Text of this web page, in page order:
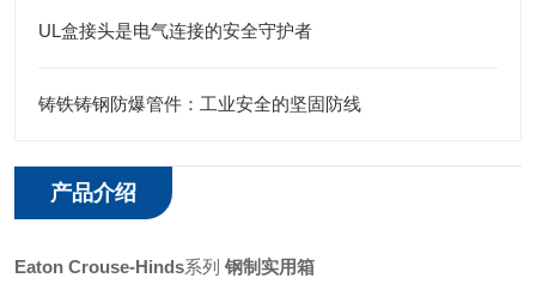
UL盒接头是电气连接的安全守护者
铸铁铸钢防爆管件：工业安全的坚固防线
产品介绍
Eaton Crouse-Hinds系列 钢制实用箱